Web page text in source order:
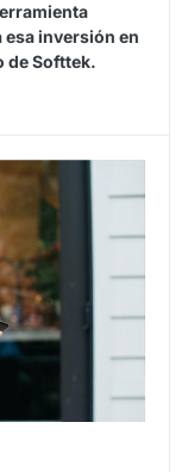
inversión en
de Softtek.